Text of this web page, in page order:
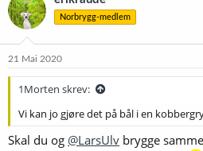
Norbrygg-medlem
21 Mai 2020
1Morten skrev:
Vi kan jo gjøre det på bål i en
Skal du og @LarsUlv brygge